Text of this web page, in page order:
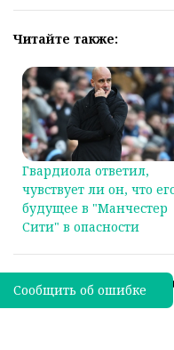
Читайте также:
Гвардиола ответил,
чувствует ли он, что
будущее в "Манчестер
Сити" в опасности
Была ли эта
Сообщить об ошибке